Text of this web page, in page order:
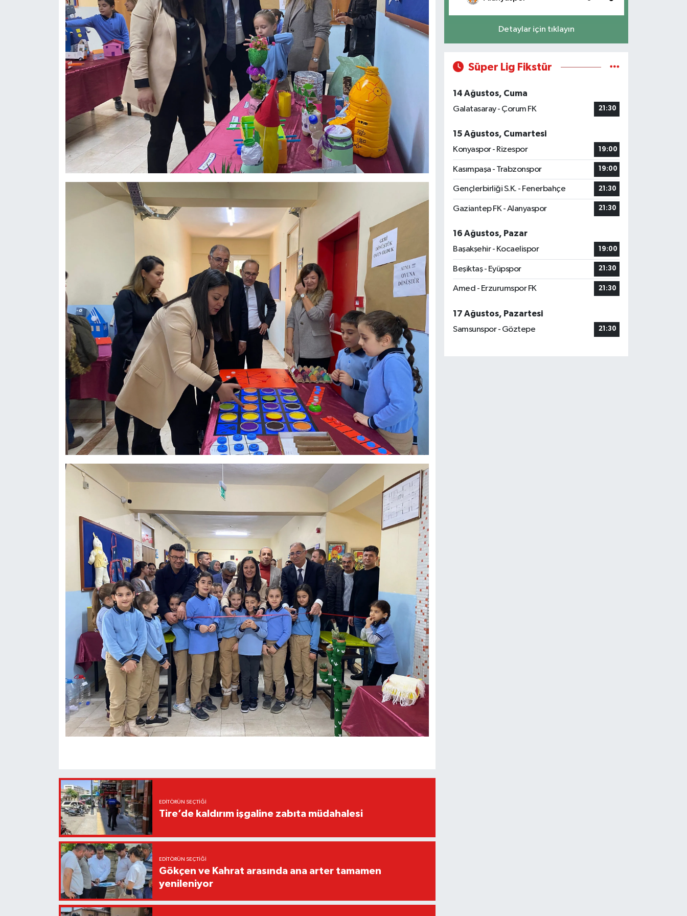
EDITÖRÜN SEÇTIĞI
Tire’de kaldırım işgaline zabıta müdahalesi
EDITÖRÜN SEÇTIĞI
Gökçen ve Kahrat arasında ana arter tamamen
yenileniyor
Detaylar için tıklayın
Süper Lig Fikstür
14 Ağustos, Cuma
Galatasaray - Çorum FK
21:30
15 Ağustos, Cumartesi
Konyaspor - Rizespor
19:00
Kasımpaşa - Trabzonspor 19:00
Gençlerbirliği S.K. - Fenerbahçe 21:30
Gaziantep FK - Alanyaspor 21:30
16 Ağustos, Pazar
Başakşehir - Kocaelispor
19:00
Beşiktaş - Eyüpspor 21:30
Amed - Erzurumspor FK 21:30
17 Ağustos, Pazartesi
Samsunspor - Göztepe
21:30